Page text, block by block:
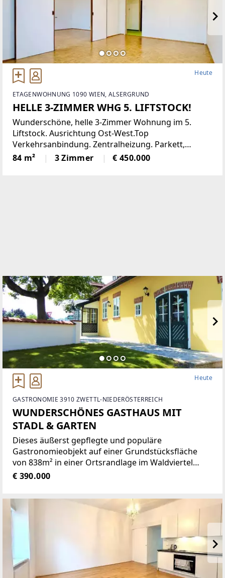
Heute
ETAGENWOHNUNG 1090 WIEN, ALSERGRUND
HELLE 3-ZIMMER WHG 5. LIFTSTOCK!
Wunderschöne, helle 3-Zimmer Wohnung im 5.
Liftstock. Ausrichtung Ost-West.Top
Verkehrsanbindung. Zentralheizung. Parkett,
Jalousien, Abstellraum. Kellerabteil.Diese
lichtdurchflutete Etagenwohnung bietet reichlich
84 m² 3 Zimmer € 450.000
Heute
GASTRONOMIE 3910 ZWETTL-NIEDERÖSTERREICH
WUNDERSCHÖNES GASTHAUS MIT
STADL & GARTEN
Dieses äußerst gepflegte und populäre
Gastronomieobjekt auf einer Grundstücksfläche
von 838m² in einer Ortsrandlage im Waldviertel
bietet eine Vielzahl von Nutzungsmöglichkeiten wie
€ 390.000